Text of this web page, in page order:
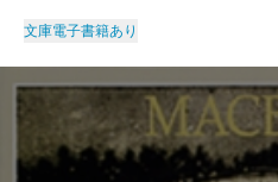
文庫電子書籍あり